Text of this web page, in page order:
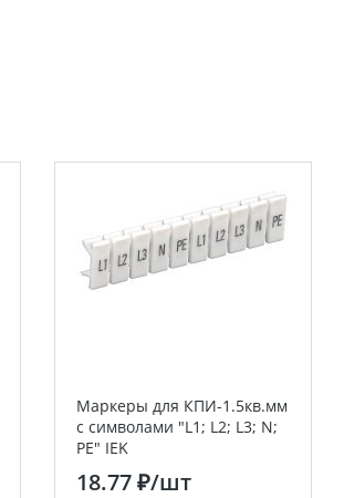
Маркеры для КПИ-1.5кв.мм
с символами "L1; L2; L3; N;
PE" IEK
18.77 ₽/шт